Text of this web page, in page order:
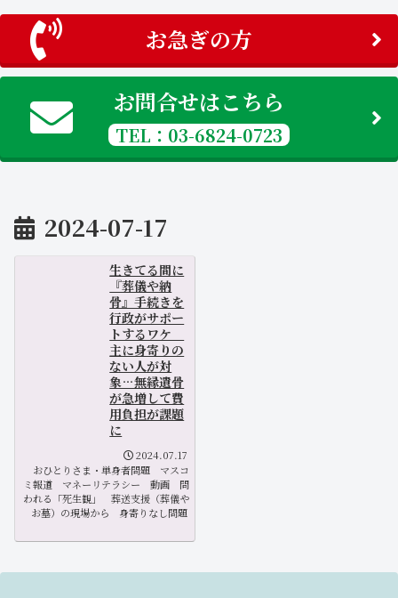
お急ぎの方
お問合せはこちら
TEL：03-6824-0723
2024-07-17
生きてる間に
『葬儀や納
骨』手続きを
行政がサポー
トするワケ
主に身寄りの
ない人が対
象…無縁遺骨
が急増して費
用負担が課題
に
2024.07.17
おひとりさま・単身者問題
マスコ
ミ報道
マネーリテラシー 動画
問
われる「死生観」
葬送支援（葬儀や
お墓）の現場から
身寄りなし問題